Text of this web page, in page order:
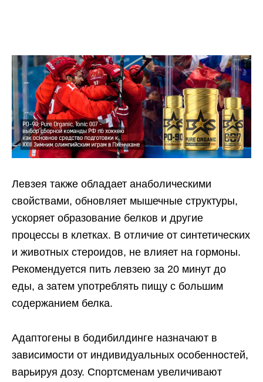
Левзея также обладает анаболическими
свойствами, обновляет мышечные структуры,
ускоряет образование белков и другие
процессы в клетках. В отличие от синтетических
и животных стероидов, не влияет на гормоны.
Рекомендуется пить левзею за 20 минут до
еды, а затем употреблять пищу с большим
содержанием белка.
Адаптогены в бодибилдинге назначают в
зависимости от индивидуальных особенностей,
варьируя дозу. Спортсменам увеличивают